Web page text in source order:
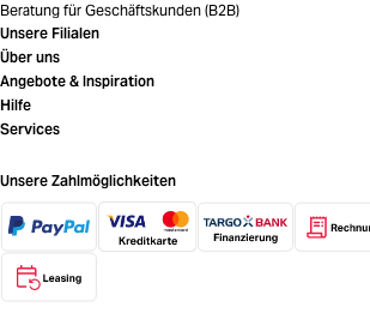
Beratung für Geschäftskunden (B2B)
Unsere Filialen
Über uns
Angebote & Inspiration
Hilfe
Services
Unsere Zahlmöglichkeiten